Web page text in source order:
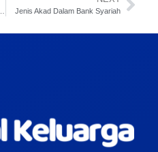
Jenis Akad Dalam Bank Syariah